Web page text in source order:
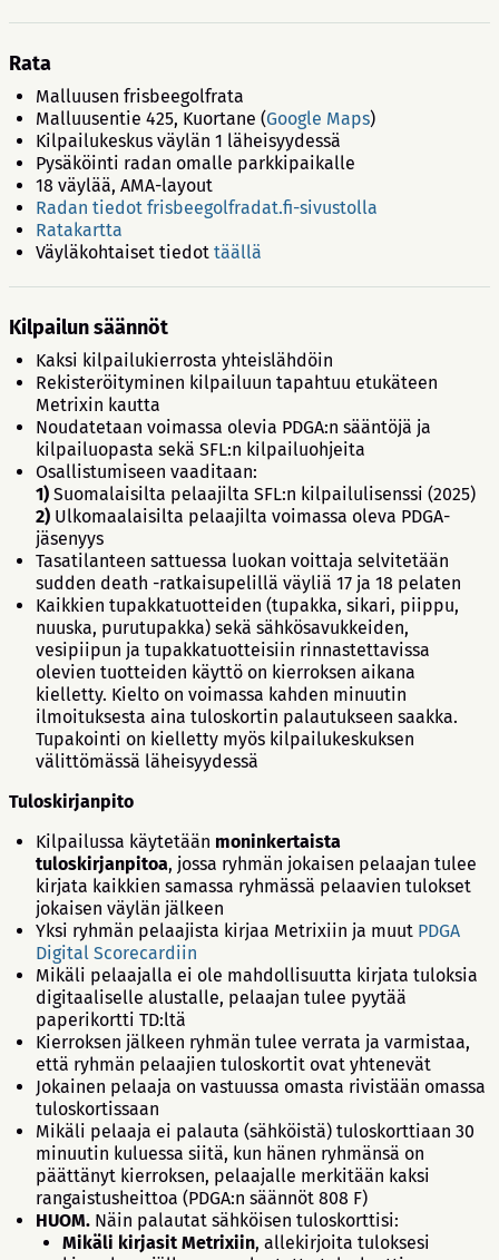
Rata
Malluusen frisbeegolfrata
Malluusentie 425, Kuortane (Google Maps)
Kilpailukeskus väylän 1 läheisyydessä
Pysäköinti radan omalle parkkipaikalle
18 väylää, AMA-layout
Radan tiedot frisbeegolfradat.fi-sivustolla
Ratakartta
Väyläkohtaiset tiedot täällä
Kilpailun säännöt
Kaksi kilpailukierrosta yhteislähdöin
Rekisteröityminen kilpailuun tapahtuu etukäteen
Metrixin kautta
Noudatetaan voimassa olevia PDGA:n sääntöjä ja
kilpailuopasta sekä SFL:n kilpailuohjeita
Osallistumiseen vaaditaan:
1) Suomalaisilta pelaajilta SFL:n kilpailulisenssi (2025)
2) Ulkomaalaisilta pelaajilta voimassa oleva PDGA-
jäsenyys
Tasatilanteen sattuessa luokan voittaja selvitetään
sudden death -ratkaisupelillä väyliä 17 ja 18 pelaten
Kaikkien tupakkatuotteiden (tupakka, sikari, piippu,
nuuska, purutupakka) sekä sähkösavukkeiden,
vesipiipun ja tupakkatuotteisiin rinnastettavissa
olevien tuotteiden käyttö on kierroksen aikana
kielletty. Kielto on voimassa kahden minuutin
ilmoituksesta aina tuloskortin palautukseen saakka.
Tupakointi on kielletty myös kilpailukeskuksen
välittömässä läheisyydessä
Tuloskirjanpito
Kilpailussa käytetään moninkertaista
tuloskirjanpitoa, jossa ryhmän jokaisen pelaajan tulee
kirjata kaikkien samassa ryhmässä pelaavien tulokset
jokaisen väylän jälkeen
Yksi ryhmän pelaajista kirjaa Metrixiin ja muut PDGA
Digital Scorecardiin
Mikäli pelaajalla ei ole mahdollisuutta kirjata tuloksia
digitaaliselle alustalle, pelaajan tulee pyytää
paperikortti TD:ltä
Kierroksen jälkeen ryhmän tulee verrata ja varmistaa,
että ryhmän pelaajien tuloskortit ovat yhtenevät
Jokainen pelaaja on vastuussa omasta rivistään omassa
tuloskortissaan
Mikäli pelaaja ei palauta (sähköistä) tuloskorttiaan 30
minuutin kuluessa siitä, kun hänen ryhmänsä on
päättänyt kierroksen, pelaajalle merkitään kaksi
rangaistusheittoa (PDGA:n säännöt 808 F)
HUOM. Näin palautat sähköisen tuloskorttisi:
Mikäli kirjasit Metrixiin, allekirjoita tuloksesi